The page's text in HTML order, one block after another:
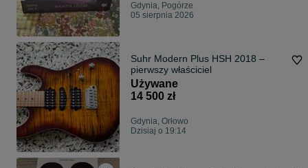
Gdynia, Pogórze
05 sierpnia 2026
Suhr Modern Plus HSH 2018 –
pierwszy właściciel
Używane
14 500 zł
Gdynia, Orłowo
Dzisiaj o 19:14